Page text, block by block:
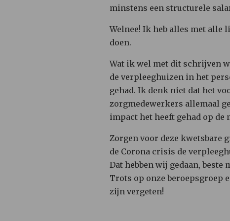
minstens een structurele
Welnee! Ik heb alles met alle
doen.
Wat ik wel met dit schrijven
de verpleeghuizen in het
gehad. Ik denk niet dat het
zorgmedewerkers allemaal
impact het heeft gehad op
Zorgen voor deze kwetsbare
de Corona crisis de
Dat hebben wij gedaan,
Trots op onze beroepsgroep
zijn vergeten!